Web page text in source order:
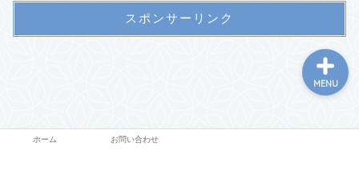
スポンサーリンク
ホーム お問い合わせ
MENU